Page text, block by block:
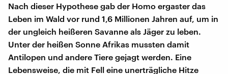
Nach dieser Hypothese gab der Homo ergaster das
Leben im Wald vor rund 1,6 Millionen Jahren auf, um in
der ungleich heißeren Savanne als Jäger zu leben.
Unter der heißen Sonne Afrikas mussten damit
Antilopen und andere Tiere gejagt werden. Eine
Lebensweise, die mit Fell eine unerträgliche Hitze